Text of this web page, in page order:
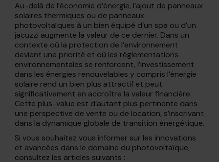
Au-delà de l’économie d’énergie, l’ajout de panneaux
solaires thermiques ou de panneaux
photovoltaïques à un bien équipé d’un spa ou d’un
jacuzzi augmente la valeur de ce dernier. Dans un
contexte où la protection de l’environnement
devient une priorité et où les réglementations
environnementales se renforcent, l’investissement
dans les énergies renouvelables y compris l’énergie
solaire rend un bien plus attractif et peut
significativement en accroître la valeur financière.
Cette plus-value est d’autant plus pertinente dans
une perspective de vente ou de location, s’inscrivant
dans la dynamique globale de transition énergétique.
Si vous souhaitez vous informer sur les innovations
et avancées dans le domaine du photovoltaïque,
consultez les articles suivants :